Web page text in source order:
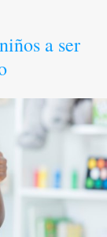
a ser